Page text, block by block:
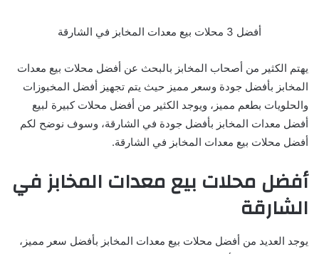
أفضل 3 محلات بيع معدات المخابز في الشارقة
يهتم الكثير من أصحاب المخابز بالبحث عن أفضل محلات بيع معدات
المخابز بأفضل جودة وسعر مميز حيث يتم تجهيز أفضل المخبوزات
والحلويات بطعم مميز، ويوجد الكثير من أفضل محلات كبيرة لبيع
أفضل معدات المخابز بأفضل جودة في الشارقة، وسوف نوضح لكم
أفضل محلات بيع معدات المخابز في الشارقة.
أفضل محلات بيع معدات المخابز في
الشارقة
يوجد العديد من أفضل محلات بيع معدات المخابز بأفضل سعر مميز،